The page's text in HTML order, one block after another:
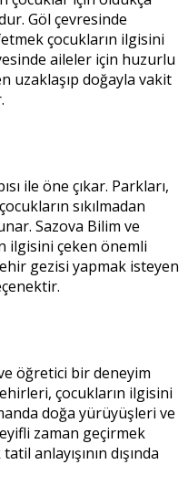
Göl çevresinde
çocukların ilgisini
aileler için huzurlu
uzaklaşıp doğayla vakit
ile öne çıkar. Parkları,
sıkılmadan
Sazova Bilim ve
ilgisini çeken önemli
gezisi yapmak isteyen
öğretici bir deneyim
çocukların ilgisini
doğa yürüyüşleri ve
zaman geçirmek
anlayışının dışında